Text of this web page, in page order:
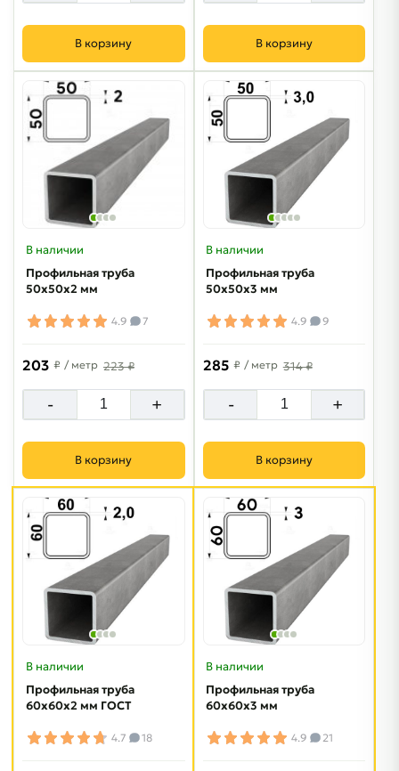
В корзину В корзину
В наличии
Профильная труба
50х50х2 мм
4.9 7
203 ₽ / метр 223 ₽
- +
В корзину
В наличии
Профильная труба
50х50х3 мм
4.9 9
285 ₽ / метр 314 ₽
- +
В корзину
В наличии
Профильная труба
60х60х2 мм ГОСТ
4.7 18
В наличии
Профильная труба
60х60х3 мм
4.9 21